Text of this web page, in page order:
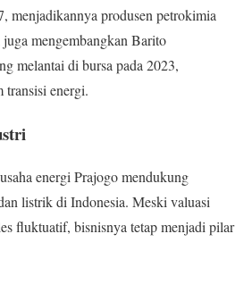
menjadikannya produsen petrokimia
mengembangkan Barito
melantai di bursa pada 2023,
transisi energi.
energi Prajogo mendukung
listrik di Indonesia. Meski valuasi
fluktuatif, bisnisnya tetap menjadi pilar